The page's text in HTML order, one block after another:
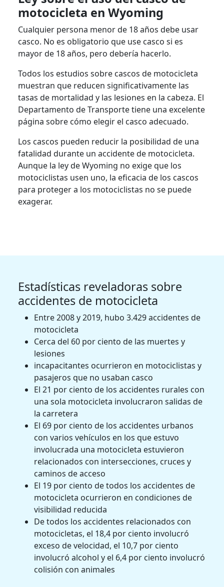
motocicleta en Wyoming
Cualquier persona menor de 18 años debe usar
casco. No es obligatorio que use casco si es
mayor de 18 años, pero debería hacerlo.
Todos los estudios sobre cascos de motocicleta
muestran que reducen significativamente las
tasas de mortalidad y las lesiones en la cabeza. El
Departamento de Transporte tiene una excelente
página sobre cómo elegir el casco adecuado.
Los cascos pueden reducir la posibilidad de una
fatalidad durante un accidente de motocicleta.
Aunque la ley de Wyoming no exige que los
motociclistas usen uno, la eficacia de los cascos
para proteger a los motociclistas no se puede
exagerar.
Estadísticas reveladoras sobre
accidentes de motocicleta
Entre 2008 y 2019, hubo 3.429 accidentes de
motocicleta
Cerca del 60 por ciento de las muertes y
lesiones
incapacitantes ocurrieron en motociclistas y
pasajeros que no usaban casco
El 21 por ciento de los accidentes rurales con
una sola motocicleta involucraron salidas de
la carretera
El 69 por ciento de los accidentes urbanos
con varios vehículos en los que estuvo
involucrada una motocicleta estuvieron
relacionados con intersecciones, cruces y
caminos de acceso
El 19 por ciento de todos los accidentes de
motocicleta ocurrieron en condiciones de
visibilidad reducida
De todos los accidentes relacionados con
motocicletas, el 18,4 por ciento involucró
exceso de velocidad, el 10,7 por ciento
involucró alcohol y el 6,4 por ciento involucró
colisión con animales